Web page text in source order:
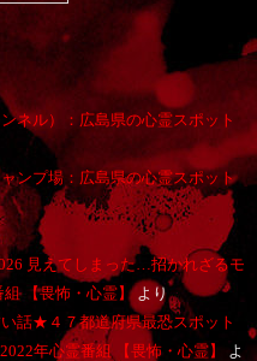
ネル）：広島県の心霊スポット
ンプ場：広島県の心霊スポット
見えてしまった…招かれざるモ
組 【畏怖・心霊】より
話★４７都道府県最恐スポット
年心霊番組 【畏怖・心霊】
よ